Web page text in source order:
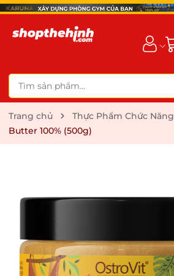
Trang chủ Thực Phẩm Chức Năng
Butter 100% (500g)